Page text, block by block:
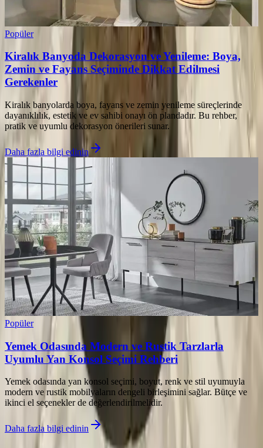
Popüler
Kiralık Banyoda Dekorasyon ve Yenileme: Boya,
Zemin ve Fayans Seçiminde Dikkat Edilmesi
Gerekenler
Kiralık banyolarda boya, fayans ve zemin yenileme süreçlerinde
dayanıklılık, estetik ve ev sahibi onayı ön plandadır. Bu rehber,
pratik ve uyumlu dekorasyon önerileri sunar.
Daha fazla bilgi edinin
Popüler
Yemek Odasında Modern ve Rustik Tarzlarla
Uyumlu Yan Konsol Seçimi Rehberi
Yemek odasında yan konsol seçimi, boyut, renk ve stil uyumuyla
modern ve rustik mobilyaların dengeli birleşimini sağlar. Bütçe ve
ikinci el seçenekler de değerlendirilmelidir.
Daha fazla bilgi edinin